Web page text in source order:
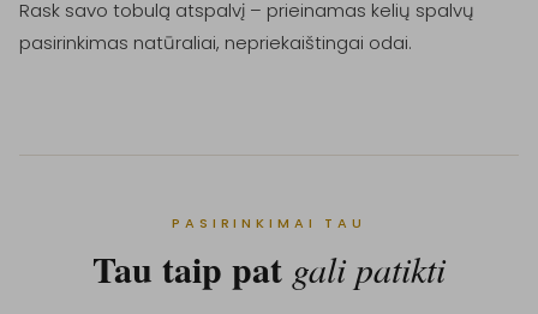
Rask savo tobulą atspalvį – prieinamas kelių spalvų
PASIRINKIMAI TAU
Tau taip pat gali patikti